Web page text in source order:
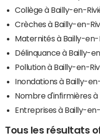
Collège à Bailly-en-
Crèches à Bailly-en-
Maternités à Bailly-en-
Délinquance à Bailly-
Pollution à Bailly-en-
Inondations à Bailly-
Nombre d'infirmières
Entreprises à Bailly-
Tous les résultats